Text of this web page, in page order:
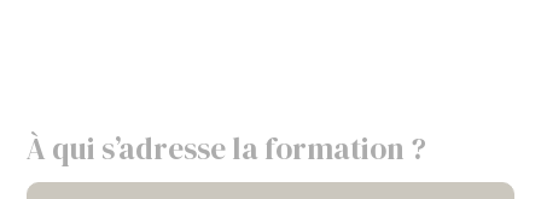
À qui s’adresse la formation ?